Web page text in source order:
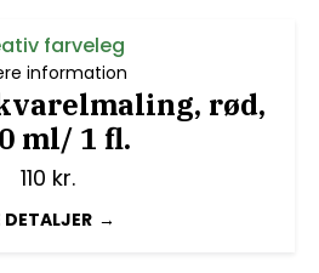
farveleg
rød,
ml/ 1 fl.
110 kr.
DETALJER
information